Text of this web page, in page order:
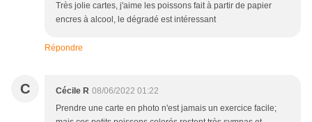
Très jolie cartes, j'aime les poissons fait à partir de papier
encres à alcool, le dégradé est intéressant
Répondre
C Cécile R 08/06/2022 01:22
Prendre une carte en photo n'est jamais un exercice facile;